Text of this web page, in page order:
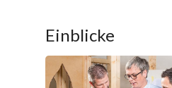
Einblicke